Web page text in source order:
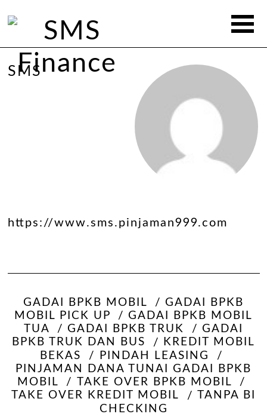
SMS
https://www.sms.pinjaman999.com
GADAI BPKB MOBIL
GADAI BPKB
MOBIL PICK UP
GADAI BPKB MOBIL
TUA
GADAI BPKB TRUK
GADAI
BPKB TRUK DAN BUS
KREDIT MOBIL
BEKAS
PINDAH LEASING
PINJAMAN DANA TUNAI GADAI BPKB
MOBIL
TAKE OVER BPKB MOBIL
TAKE OVER KREDIT MOBIL
TANPA BI
CHECKING